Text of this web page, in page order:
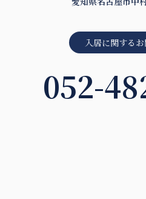
入居に関する
052-